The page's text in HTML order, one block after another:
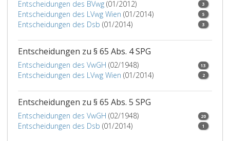
des
Personsfeststellung
Entscheidungen des BVwg (01/2012) 3
Entscheidungen des LVwg Wien (01/2014) 5
Entscheidungen des Dsb (01/2014) 3
Entscheidungen zu § 65 Abs. 4 SPG
Entscheidungen des VwGH (02/1948) 13
Entscheidungen des LVwg Wien (01/2014) 2
Entscheidungen zu § 65 Abs. 5 SPG
Entscheidungen des VwGH (02/1948) 20
Entscheidungen des Dsb (01/2014) 1